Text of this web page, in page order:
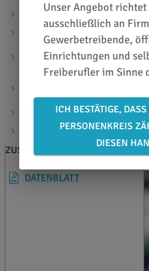
hochwertige gegossene
Für langfristige
mit 3M Controltac Plus -
Positionieren
komfortables und
Materialstärke: 180µ
ECE 104 - Materialklasse E
ZUSATZINFOS
DATENBLATT
Unser Angebot richtet
ausschließlich an
Gewerbetreibende,
Einrichtungen und
Freiberufler im Sinne
ICH BESTÄTIGE,
PERSONENKREIS
DIESEN